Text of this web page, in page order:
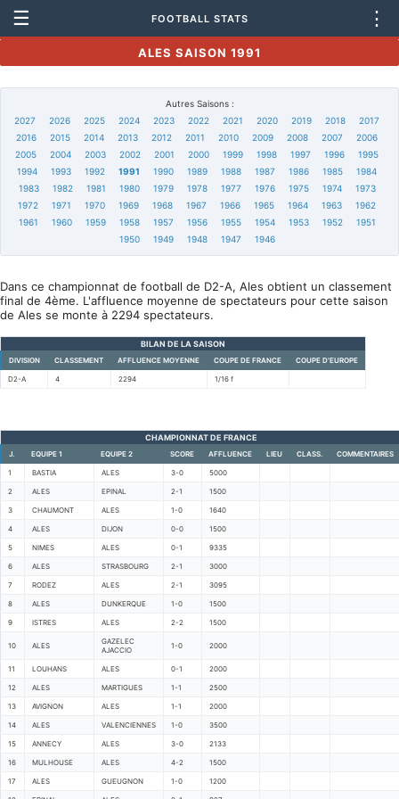
☰ FOOTBALL STATS ⋮
ALES SAISON 1991
Autres Saisons :
2027
2026 2025 2024 2023 2022 2021 2020 2019 2018
2017
2016
2015 2014 2013 2012 2011 2010 2009 2008 2007
2006
2005
2004 2003 2002 2001 2000 1999 1998 1997 1996
1995
1994
1993 1992 1991 1990 1989 1988 1987 1986 1985
1984
1983
1982 1981 1980 1979 1978 1977 1976 1975 1974
1973
1972
1971 1970 1969 1968 1967 1966 1965 1964 1963
1962
1961
1960 1959 1958 1957 1956 1955 1954 1953 1952
1951
1950
1949 1948 1947 1946
Dans ce championnat de football de D2-A, Ales obtient un classement
final de 4ème. L'affluence moyenne de spectateurs pour cette saison
de Ales se monte à 2294 spectateurs.
BILAN DE LA SAISON
DIVISION CLASSEMENT AFFLUENCE MOYENNE COUPE DE FRANCE COUPE D'EUROPE
D2-A 4 2294 1/16 f
CHAMPIONNAT DE FRANCE
J. EQUIPE 1 EQUIPE 2 SCORE AFFLUENCE LIEU CLASS. COMMENTAIRES
1 BASTIA ALES 3-0 5000
2 ALES EPINAL 2-1 1500
3 CHAUMONT ALES 1-0 1640
4 ALES DIJON 0-0 1500
5 NIMES ALES 0-1 9335
6 ALES STRASBOURG 2-1 3000
7 RODEZ ALES 2-1 3095
8 ALES DUNKERQUE 1-0 1500
9 ISTRES ALES 2-2 1500
10 ALES
GAZELEC
AJACCIO
1-0 2000
11 LOUHANS ALES 0-1 2000
12 ALES MARTIGUES 1-1 2500
13 AVIGNON ALES 1-1 2000
14 ALES VALENCIENNES 1-0 3500
15 ANNECY ALES 3-0 2133
16 MULHOUSE ALES 4-2 1500
17 ALES GUEUGNON 1-0 1200